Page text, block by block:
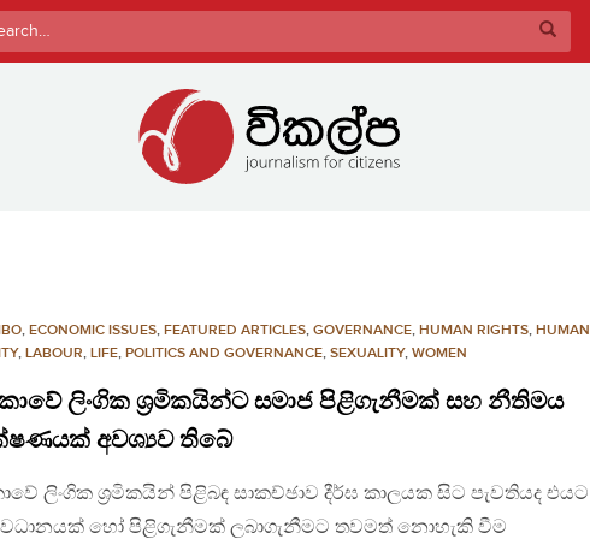
, ECONOMIC ISSUES, FEATURED ARTICLES, GOVERNANCE, HUMAN RIGHTS, HUMAN
, LABOUR, LIFE, POLITICS AND GOVERNANCE, SEXUALITY, WOMEN
ලිංගික ශ්‍රමිකයින්ට සමාජ පිළිගැනීමක් සහ නීතිමය
අවශ්‍යව තිබේ
ලිංගික ශ්‍රමිකයින් පිළිබඳ සාකච්ඡාව දීර්ඝ කාලයක සිට පැවතියද එයට
හෝ පිළිගැනීමක් ලබාගැනීමට තවමත් නොහැකි වීම